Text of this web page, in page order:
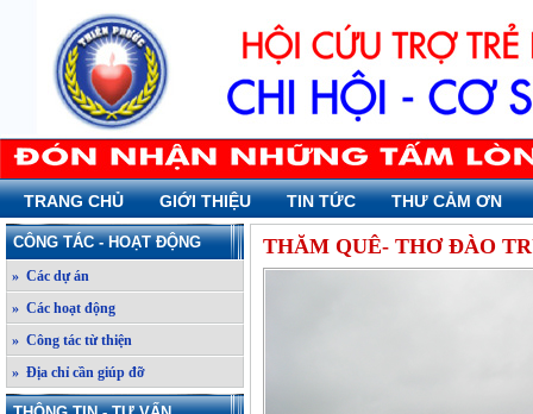
TRANG CHỦ GIỚI THIỆU TIN TỨC THƯ CẢM ƠN
CÔNG TÁC - HOẠT ĐỘNG
» Các dự án
» Các hoạt động
» Công tác từ thiện
» Địa chỉ cần giúp đỡ
THĂM QUÊ- THƠ ĐÀO